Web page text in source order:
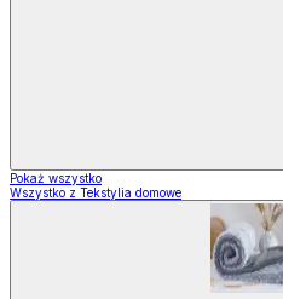
Pokaż wszystko
Wszystko z Tekstylia domowe